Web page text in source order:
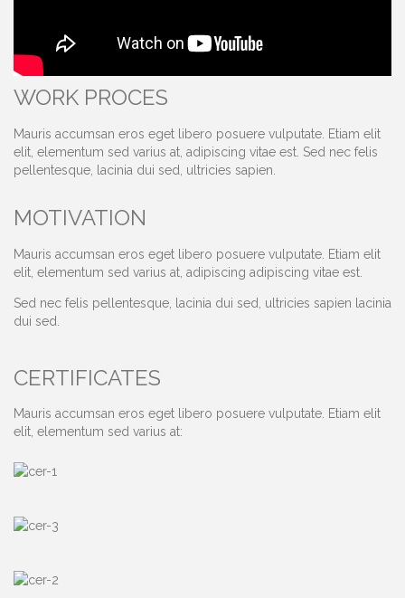
WORK PROCES
Mauris accumsan eros eget libero posuere vulputate. Etiam elit
elit, elementum sed varius at, adipiscing vitae est. Sed nec felis
pellentesque, lacinia dui sed, ultricies sapien.
MOTIVATION
Mauris accumsan eros eget libero posuere vulputate. Etiam elit
elit, elementum sed varius at, adipiscing adipiscing vitae est.
Sed nec felis pellentesque, lacinia dui sed, ultricies sapien lacinia
dui sed.
CERTIFICATES
Mauris accumsan eros eget libero posuere vulputate. Etiam elit
elit, elementum sed varius at: